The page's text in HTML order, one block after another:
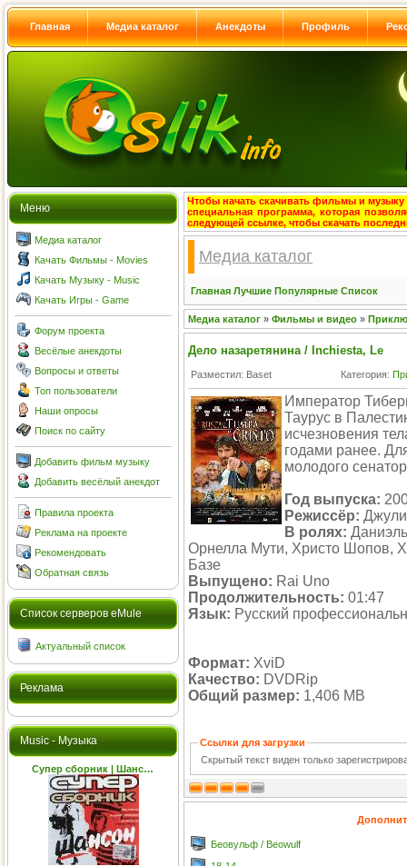
Главная Медиа каталог Анекдоты Профиль
Меню
Медиа каталог
Качать Фильмы - Movies
Качать Музыку - Music
Качать Игры - Game
Форум проекта
Весёлые анекдоты
Вопросы и ответы
Топ пользователи
Наши опросы
Поиск по сайту
Добавить фильм музыку
Добавить весёлый анекдот
Правила проекта
Реклама на проекте
Рекомендовать
Обратная связь
Cписок серверов eMule
Актуальный список
Реклама
Music - Музыка
Супер сборник | Шанс…
Чтобы начать скачивать фильмы и музыку
специальная программа, которая
следующей ссылке, чтобы скачать
Медиа каталог
Главная Лучшие Популярные Список
Медиа каталог » Фильмы и видео »
Дело назаретянина / Inchiesta, Le
Разместил: Baset Категория:
Император
Таурус в
исчезновения
годами ранее.
молодого
Год выпуска:
Режиссёр:
В ролях:
Орнелла Мути, Христо Шопов,
Базе
Выпущено: Rai Uno
Продолжительность: 01:47
Язык: Русский
Формат: XviD
Качество: DVDRip
Общий размер: 1,406 MB
Ссылки для загрузки
Скрытый текст виден только
Беовульф / Beowulf